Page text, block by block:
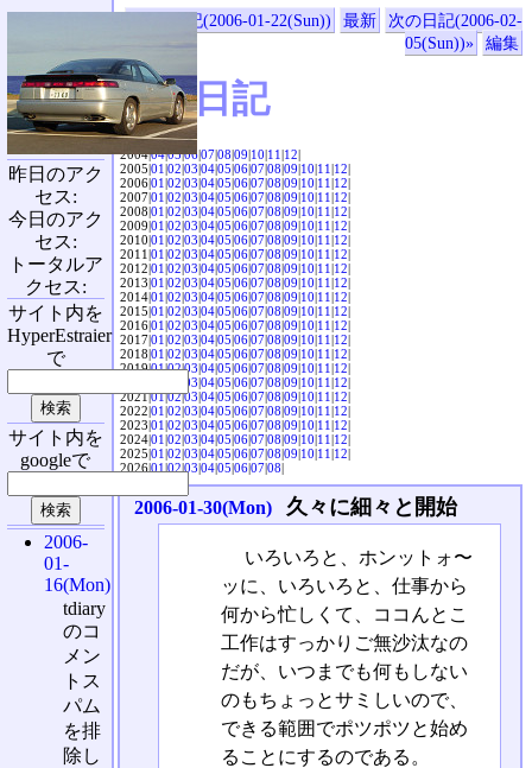
«前の日記(2006-01-22(Sun)) 最新
次の日記(2006-02-
05(Sun))»
編集
SVX日記
2004|04|05|06|07|08|09|10|11|12|
2005|01|02|03|04|05|06|07|08|09|10|11|12|
2006|01|02|03|04|05|06|07|08|09|10|11|12|
2007|01|02|03|04|05|06|07|08|09|10|11|12|
2008|01|02|03|04|05|06|07|08|09|10|11|12|
2009|01|02|03|04|05|06|07|08|09|10|11|12|
2010|01|02|03|04|05|06|07|08|09|10|11|12|
2011|01|02|03|04|05|06|07|08|09|10|11|12|
2012|01|02|03|04|05|06|07|08|09|10|11|12|
2013|01|02|03|04|05|06|07|08|09|10|11|12|
2014|01|02|03|04|05|06|07|08|09|10|11|12|
2015|01|02|03|04|05|06|07|08|09|10|11|12|
2016|01|02|03|04|05|06|07|08|09|10|11|12|
2017|01|02|03|04|05|06|07|08|09|10|11|12|
2018|01|02|03|04|05|06|07|08|09|10|11|12|
2019|01|02|03|04|05|06|07|08|09|10|11|12|
03|04|05|06|07|08|09|10|11|12|
2021|01|02|03|04|05|06|07|08|09|10|11|12|
2022|01|02|03|04|05|06|07|08|09|10|11|12|
2023|01|02|03|04|05|06|07|08|09|10|11|12|
2024|01|02|03|04|05|06|07|08|09|10|11|12|
2025|01|02|03|04|05|06|07|08|09|10|11|12|
2026|01|02|03|04|05|06|07|08|
2006-01-30(Mon) 久々に細々と開始
いろいろと、ホンットォ〜
ッに、いろいろと、仕事から
何から忙しくて、ココんとこ
工作はすっかりご無沙汰なの
だが、いつまでも何もしない
のもちょっとサミしいので、
できる範囲でポツポツと始め
ることにするのである。
昨日のアク
セス:
今日のアク
セス:
トータルア
クセス:
サイト内を
HyperEstraier
で
サイト内を
googleで
2006-
01-
16(Mon)
tdiary
のコ
メン
トス
パム
を排
除し